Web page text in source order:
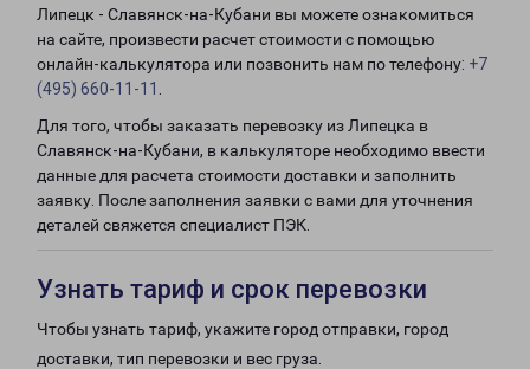
Липецк - Славянск-на-Кубани вы можете ознакомиться
на сайте, произвести расчет стоимости с помощью
онлайн-калькулятора или позвонить нам по телефону: +7
(495) 660-11-11
Для того, чтобы заказать перевозку из Липецка в
Славянск-на-Кубани, в калькуляторе необходимо ввести
данные для расчета стоимости доставки и заполнить
заявку. После заполнения заявки с вами для уточнения
деталей свяжется специалист ПЭК.
Узнать тариф и срок перевозки
Чтобы узнать тариф, укажите город отправки, город
доставки, тип перевозки и вес груза.